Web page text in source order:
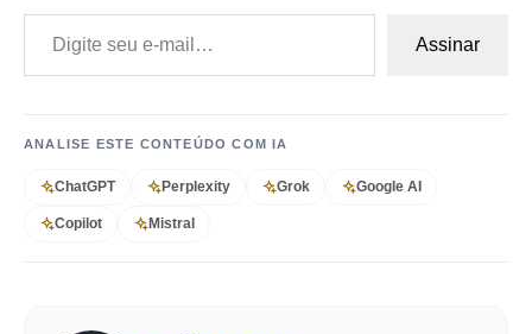
Digite seu e-mail…
Assinar
ANALISE ESTE CONTEÚDO COM IA
ChatGPT Perplexity Grok Google AI
Copilot Mistral